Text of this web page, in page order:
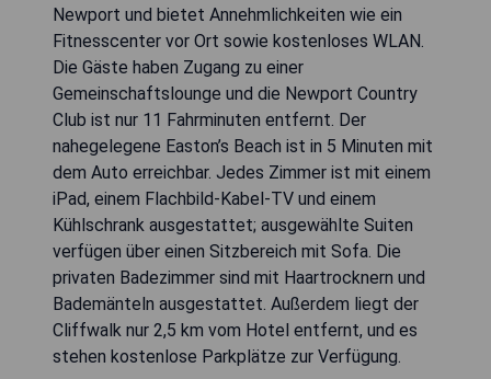
Newport und bietet Annehmlichkeiten wie ein
Fitnesscenter vor Ort sowie kostenloses WLAN.
Die Gäste haben Zugang zu einer
Gemeinschaftslounge und die Newport Country
Club ist nur 11 Fahrminuten entfernt. Der
nahegelegene Easton’s Beach ist in 5 Minuten mit
dem Auto erreichbar. Jedes Zimmer ist mit einem
iPad, einem Flachbild-Kabel-TV und einem
Kühlschrank ausgestattet; ausgewählte Suiten
verfügen über einen Sitzbereich mit Sofa. Die
privaten Badezimmer sind mit Haartrocknern und
Bademänteln ausgestattet. Außerdem liegt der
Cliffwalk nur 2,5 km vom Hotel entfernt, und es
stehen kostenlose Parkplätze zur Verfügung.